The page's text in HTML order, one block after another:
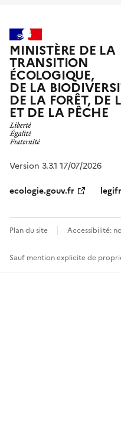
MINISTÈRE DE LA
TRANSITION
ÉCOLOGIQUE,
DE LA
DE LA FORÊT, DE
ET DE LA PÊCHE
Version 3.3.1 17/07/2026
ecologie.gouv.fr
Plan du site Accessibilité:
Sauf mention explicite de